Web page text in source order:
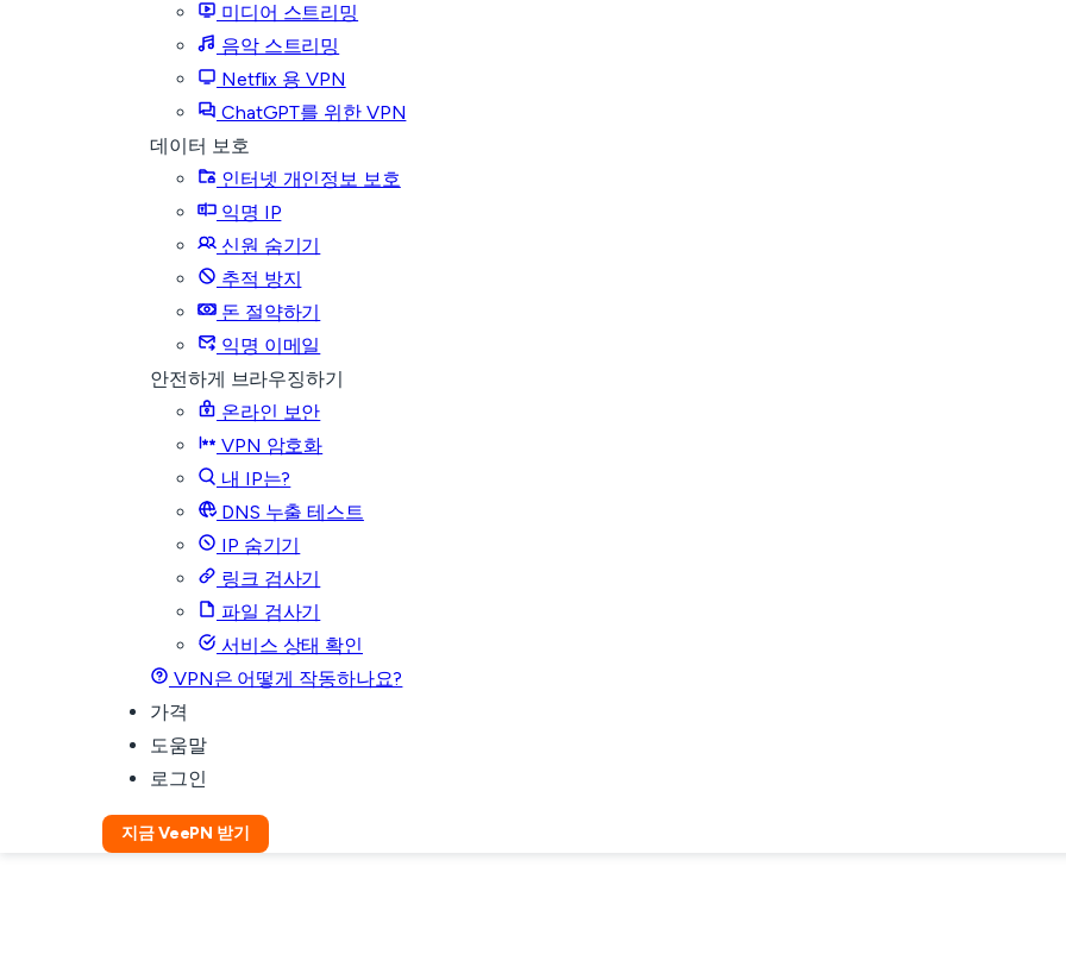
미디어 스트리밍
음악 스트리밍
Netflix 용 VPN
ChatGPT를 위한 VPN
데이터 보호
인터넷 개인정보 보호
익명 IP
신원 숨기기
추적 방지
돈 절약하기
익명 이메일
안전하게 브라우징하기
온라인 보안
VPN 암호화
내 IP는?
DNS 누출 테스트
IP 숨기기
링크 검사기
파일 검사기
서비스 상태 확인
VPN은 어떻게 작동하나요?
가격
도움말
로그인
지금 VeePN 받기